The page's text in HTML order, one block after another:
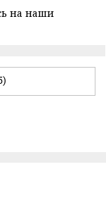
на наши